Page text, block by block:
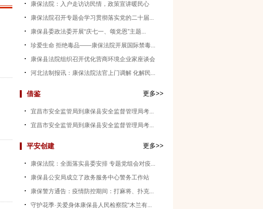
康保法院：入户走访访民情，政策宣讲暖民心
康保法院召开专题会学习贯彻落实党的二十届...
康保县委政法委开展“庆七一、颂党恩”主题...
珍爱生命 拒绝毒品——康保法院开展国际禁毒...
康保县法院组织召开优化营商环境企业家座谈会
河北法制报讯：康保法院法官上门调解 化解民...
借鉴 更多>>
宜昌市安全监管局到康保县安全监督管理局考...
宜昌市安全监管局到康保县安全监督管理局考...
平安创建 更多>>
康保法院：全面落实县委安排 专题党组会对疫...
康保县公安局成立了政务服务中心警务工作站
康保警方通告：疫情防控期间：打麻将、扑克...
守护花季·关爱身体康保县人民检察院“木兰有...